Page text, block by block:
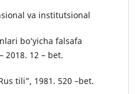
va institutsional
bo‘yicha falsafa
2018. 12 – bet.
tili”, 1981. 520 –bet.